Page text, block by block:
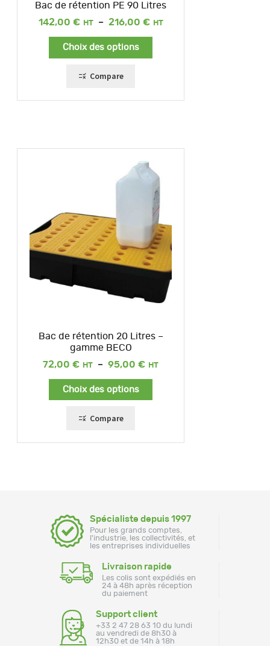
Bac de rétention PE 90 Litres
142,00 € – 216,00 €
Plage
Choix des options
Compare
Bac de rétention 20 Litres –
gamme BECO
72,00 € – 95,00 €
Plage
Choix des options
Compare
Spécialiste depuis 1997
Pour les grands comptes,
l'industrie, les collectivités, et
les entreprises individuelles
Livraison rapide
Les colis sont expédiés en
24 à 48h après réception
du paiement
Support client
+33 2 47 28 63 10 du lundi
au vendredi de 8h30 à
12h30 et de 14h à 18h